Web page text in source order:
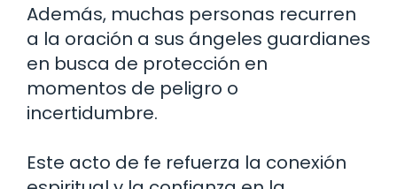
Además, muchas personas recurren
a la oración a sus ángeles guardianes
en busca de protección en
momentos de peligro o
incertidumbre.
Este acto de fe refuerza la conexión